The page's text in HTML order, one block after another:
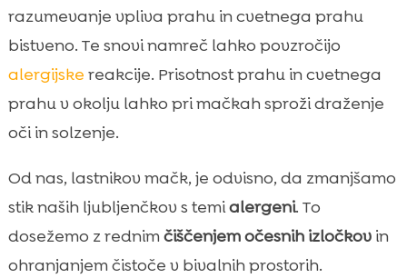
razumevanje vpliva prahu in cvetnega prahu
bistveno. Te snovi namreč lahko povzročijo
alergijske reakcije. Prisotnost prahu in cvetnega
prahu v okolju lahko pri mačkah sproži draženje
oči in solzenje.
Od nas, lastnikov mačk, je odvisno, da zmanjšamo
stik naših ljubljenčkov s temialergeni. To
dosežemo z rednimčiščenjem očesnih izločkovin
ohranjanjem čistoče v bivalnih prostorih.